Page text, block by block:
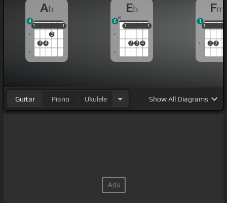
Ab
1
3 4
2
1
1 1
4
Eb
1
2 3 4
1
1 1
6
Fm
1
2 3
1
1
Guitar Piano Ukulele ShowAll Diagrams